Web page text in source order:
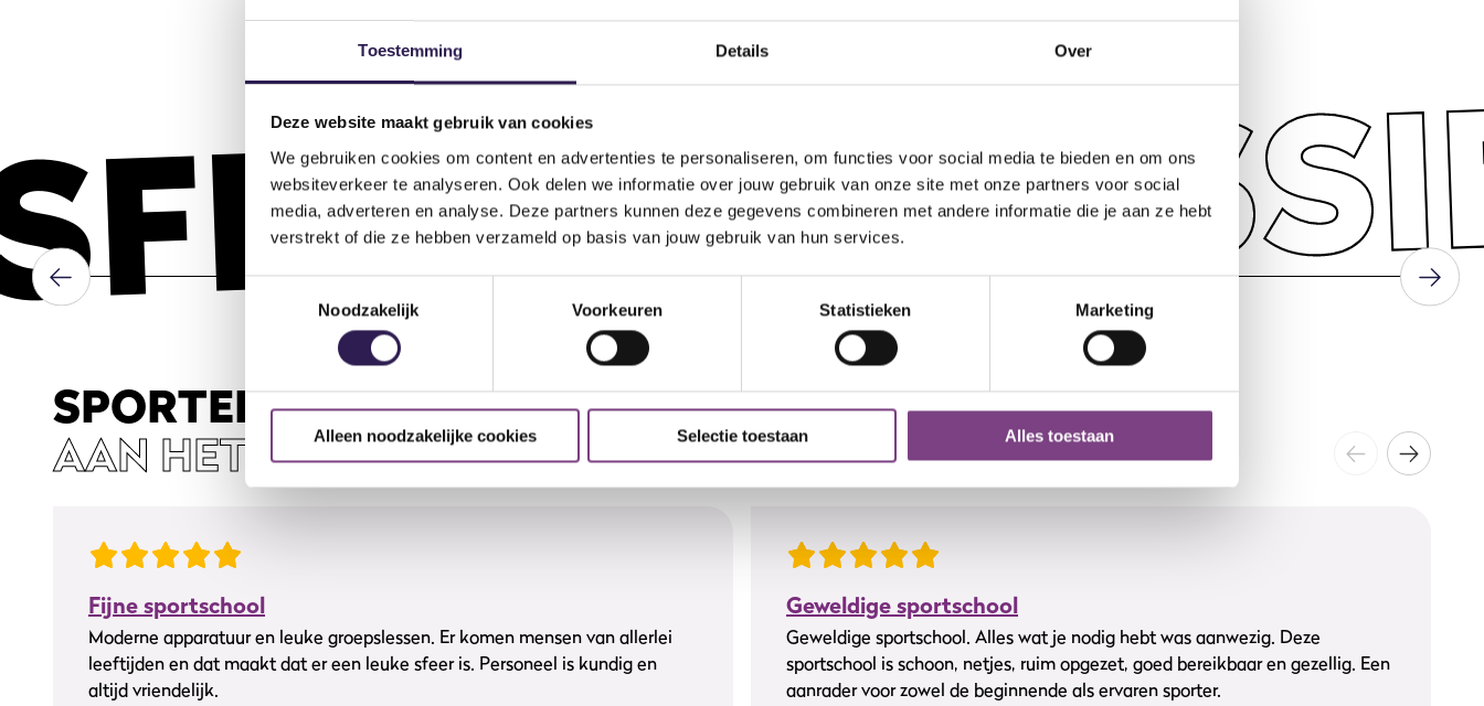
Toestemming Details Over
Deze website maakt gebruik van cookies
We gebruiken cookies om content en advertenties te personaliseren, om functies voor social media te bieden en om ons
websiteverkeer te analyseren. Ook delen we informatie over jouw gebruik van onze site met onze partners voor social
media, adverteren en analyse. Deze partners kunnen deze gegevens combineren met andere informatie die je aan ze hebt
verstrekt of die ze hebben verzameld op basis van jouw gebruik van hun services.
Toestemmingsselectie
Noodzakelijk
Voorkeuren Statistieken Marketing
Alleen noodzakelijke cookies Selectie toestaan Alles toestaan
SPORTERS
AAN HET WOORD
Fijne sportschool
Moderne apparatuur en leuke groepslessen. Er komen mensen van allerlei
leeftijden en dat maakt dat er een leuke sfeer is. Personeel is kundig en
altijd vriendelijk.
Geweldige sportschool
Geweldige sportschool. Alles wat je nodig hebt was aanwezig. Deze
sportschool is schoon, netjes, ruim opgezet, goed bereikbaar en gezellig. Een
aanrader voor zowel de beginnende als ervaren sporter.